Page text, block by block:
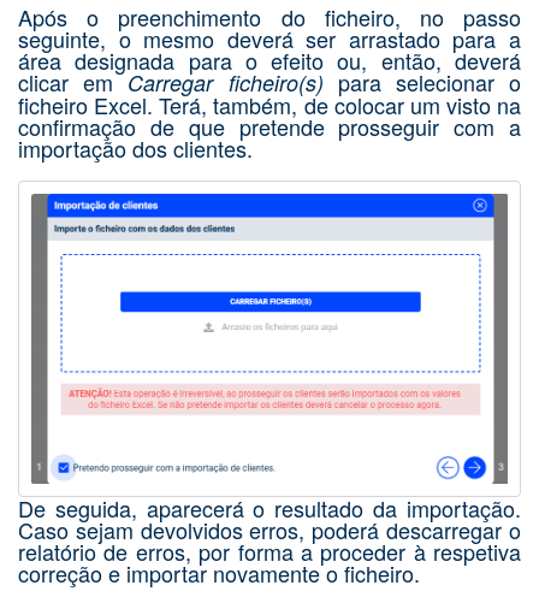
Após o preenchimento do ficheiro, no passo
seguinte, o mesmo deverá ser arrastado para a
área designada para o efeito ou, então, deverá
clicar emCarregar ficheiro(s) para selecionar o
ficheiro Excel. Terá, também, de colocar um visto na
confirmação de que pretende prosseguir com a
importação dos clientes.
De seguida, aparecerá o resultado da importação.
Caso sejam devolvidos erros, poderá descarregar o
relatório de erros, por forma a proceder à respetiva
correção e importar novamente o ficheiro.